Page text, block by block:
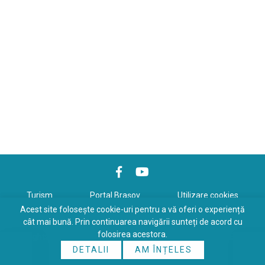
Turism Portal Braşov Utilizare cookies
Politică de confidenţialitate
Copyrights © 2026 All Rights Reserved. Powered by
Online
Acest site folosește cookie-uri pentru a vă oferi o experiență
cât mai bună. Prin continuarea navigării sunteți de acord cu
folosirea acestora.
DETALII
AM ÎNȚELES